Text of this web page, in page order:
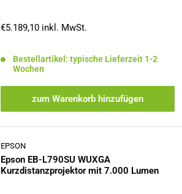
Sonderpreis
€5.189,10 inkl. MwSt.
Bestellartikel: typische Lieferzeit 1-2
Wochen
zum Warenkorb hinzufügen
EPSON
Epson EB-L790SU WUXGA
Kurzdistanzprojektor mit 7.000 Lumen